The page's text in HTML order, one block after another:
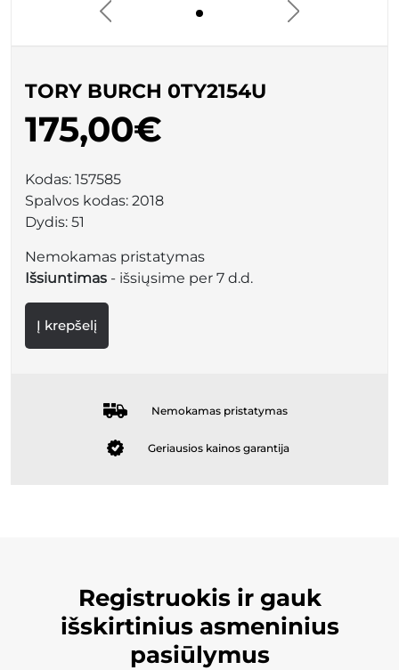
TORY BURCH 0TY2154U
175,00€
Kodas: 157585
Spalvos kodas: 2018
Dydis: 51
Nemokamas pristatymas
Išsiuntimas - išsiųsime per 7 d.d.
Į krepšelį
Nemokamas pristatymas
Geriausios kainos garantija
Registruokis ir gauk
išskirtinius asmeninius
pasiūlymus